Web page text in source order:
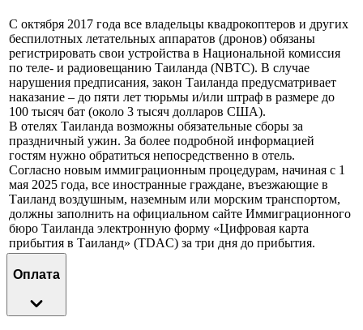
С октября 2017 года все владельцы квадрокоптеров и других
беспилотных летательных аппаратов (дронов) обязаны
регистрировать свои устройства в Национальной комиссия
по теле- и радиовещанию Таиланда (NBTC). В случае
нарушения предписания, закон Таиланда предусматривает
наказание – до пяти лет тюрьмы и/или штраф в размере до
100 тысяч бат (около 3 тысяч долларов США).
В отелях Таиланда возможны обязательные сборы за
праздничный ужин. За более подробной информацией
гостям нужно обратиться непосредственно в отель.
Согласно новым иммиграционным процедурам, начиная с 1
мая 2025 года, все иностранные граждане, въезжающие в
Таиланд воздушным, наземным или морским транспортом,
должны заполнить на официальном сайте Иммиграционного
бюро Таиланда электронную форму «Цифровая карта
прибытия в Таиланд» (TDAC) за три дня до прибытия.
Оплата